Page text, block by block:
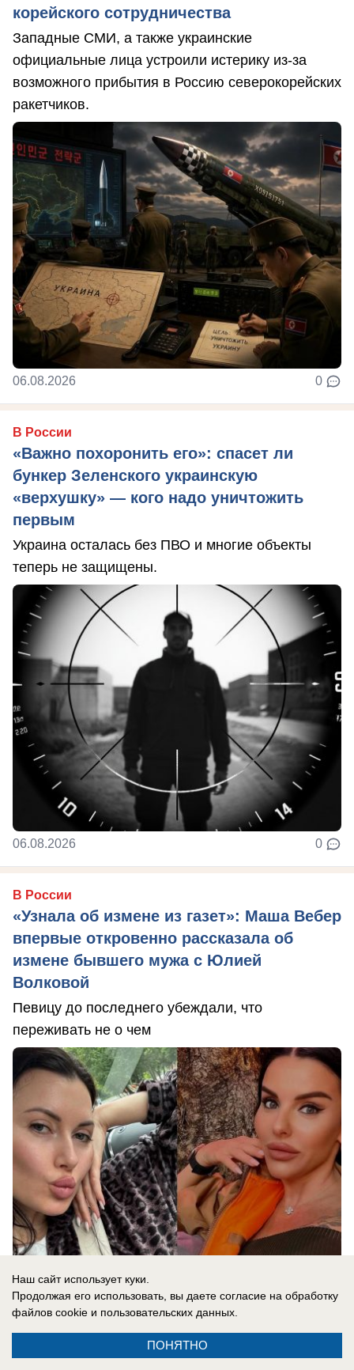
корейского сотрудничества
Западные СМИ, а также украинские
официальные лица устроили истерику из-за
возможного прибытия в Россию северокорейских
ракетчиков.
06.08.2026 0
В России
«Важно похоронить его»: спасет ли
бункер Зеленского украинскую
«верхушку» — кого надо уничтожить
первым
Украина осталась без ПВО и многие объекты
теперь не защищены.
06.08.2026 0
В России
«Узнала об измене из газет»: Маша Вебер
впервые откровенно рассказала об
измене бывшего мужа с Юлией
Волковой
Певицу до последнего убеждали, что
переживать не о чем
06.08.2026
Наш сайт использует куки.
Продолжая его использовать, вы даете согласие на обработку
файлов cookie и пользовательских данных.
ПОНЯТНО